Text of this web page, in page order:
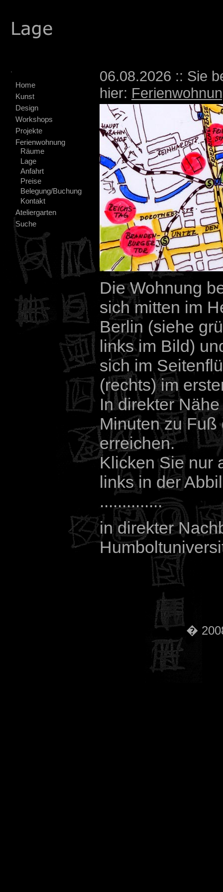
Home
Kunst
Design
Workshops
Projekte
Ferienwohnung
Räume
Lage
Anfahrt
Preise
Belegung/Buchung
Kontakt
Ateliergarten
Suche
06.08.2026 :: Sie
hier:
Die Wohnung
sich mitten im
Berlin (siehe
links im Bild)
sich im
(rechts) im
In direkter
Minuten zu Fuß
erreichen.
Klicken Sie nur
links in der
..............
in direkter
�